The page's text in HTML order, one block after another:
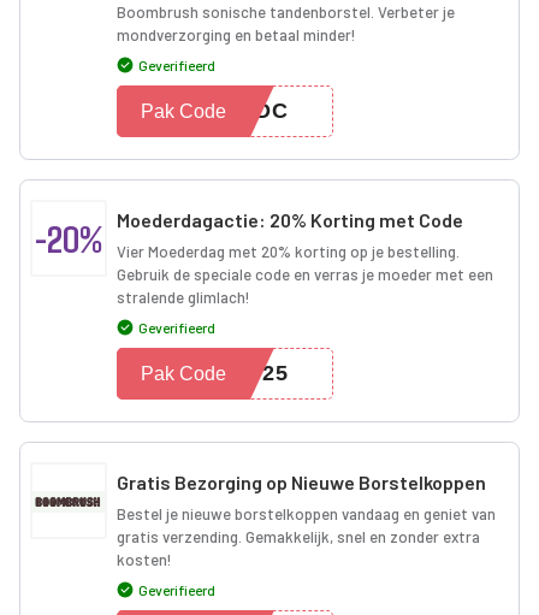
Boombrush sonische tandenborstel. Verbeter je
mondverzorging en betaal minder!
Geverifieerd
D1DC
Pak Code
-20% Moederdagactie: 20% Korting met Code
Vier Moederdag met 20% korting op je bestelling.
Gebruik de speciale code en verras je moeder met een
stralende glimlach!
Geverifieerd
2025
Pak Code
Gratis Bezorging op Nieuwe Borstelkoppen
Bestel je nieuwe borstelkoppen vandaag en geniet van
gratis verzending. Gemakkelijk, snel en zonder extra
kosten!
Geverifieerd